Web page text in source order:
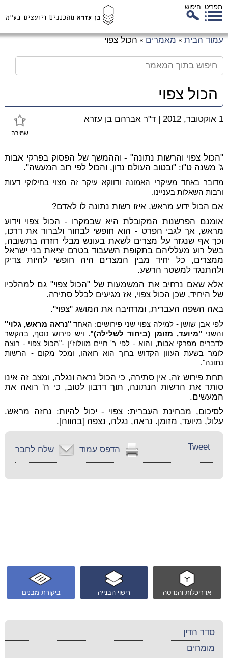
תפריט חיפוש
עמוד הבית » מאמרים » הכול צפוי
הכול צפוי
שמירה
1 אוקטובר, 2012 | ד"ר אברהם בן עזרא
"הכול צפוי והרשות נתונה" - וההמשך של הפסוק בפרקי אבות
ג' משנה ט"ו: "ובטוב העולם נדון, והכול לפי רוב המעשה".
מדובר באחד מעיקרי האמונה ודווקא עיקר זה מצוי בחילוקי דעות
ורבות השאלות בעניינו.
אם הכול ידוע מראש, איזו רשות נתונה לו לאדם?
אומנם הפרשנות המקובלת היא שבמקרו - הכול צפוי וידוע
מראש, אך לגבי הפרט - הוא חופשי לבחור ולברור את דרכו,
וכך אף שנגזר על מצרים לשאת בעונש מבלי חזרה בתשובה,
בשל רוע מעלליהם בתקופת השעבוד בטרם יציאת בני ישראל
ממצרים, כל יחיד מבין המצרים היה חופשי להיות צדיק
ולהתנגד למשטר הרשע.
אלא שאם נרחיב את המשמעות של "הכול צפוי" גם למהלכיו
של היחיד, שכן הכול צפוי, אז מגיעים לכלל סתירה.
באה השפה העברית, ומרחיבה את המושג "צפוי".
לפי אבן שושן - למילה צפוי שני פירושים: האחד"נראה מראש, גלוי"
והשני"מיועד, מזומן (ביחוד לשלילה)". ויש פירוש נוסף, בהקשר
לדברים מפרקי אבות, והוא - לפי ר' חיים מוולוז'ין -"הכול צפוי - רוצה
לומר בשעת העוון הקדוש ברוך הוא רואהו, ומכל מקום - הרשות
נתונה".
תחת פירוש זה, אין סתירה, כי הכול נראה ונגלה, ומצב זה אינו
סותר את הרשות הנתונה, תוך דרבון לטוב, כי ה' רואה את
המעשים.
לסיכום, מבחינת העברית: צפוי - יכול להיות: נחזה מראש.
עלול, מיועד, מזומן. נראה, נגלה, נצפה [בהווה].
שלח לחבר הדפס עמוד Tweet
ביקורת מבנים רישוי הבנייה אדריכלות והנדסה
סדר הדין
מומחים